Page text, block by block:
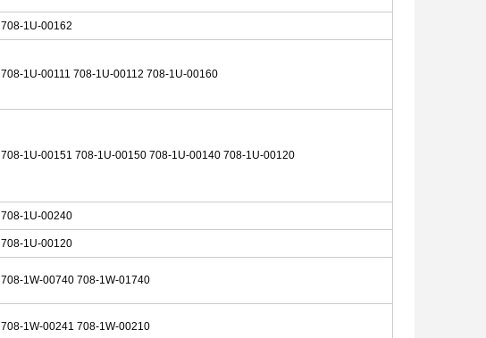
708-1U-00162
708-1U-00111 708-1U-00112 708-1U-00160
708-1U-00151 708-1U-00150 708-1U-00140 708-1U-00120
708-1U-00240
708-1U-00120
708-1W-00740 708-1W-01740
708-1W-00241 708-1W-00210